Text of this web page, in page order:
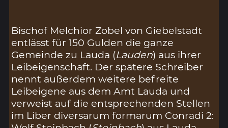
Bischof Melchior Zobel von Giebelstadt
entlässt für 150 Gulden die ganze
Gemeinde zu Lauda (Lauden) aus ihrer
Leibeigenschaft. Der spätere Schreiber
nennt außerdem weitere befreite
Leibeigene aus dem Amt Lauda und
verweist auf die entsprechenden Stellen
im Liber diversarum formarum Conradi 2: